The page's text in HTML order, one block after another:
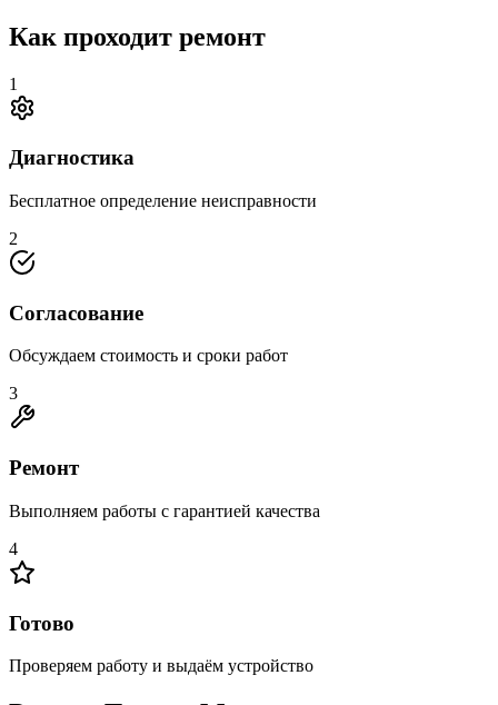
Как проходит ремонт
1
Диагностика
Бесплатное определение неисправности
2
Согласование
Обсуждаем стоимость и сроки работ
3
Ремонт
Выполняем работы с гарантией качества
4
Готово
Проверяем работу и выдаём устройство